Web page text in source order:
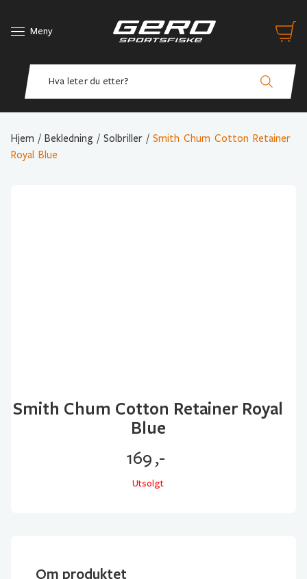
Meny
Hjem / Bekledning / Solbriller / Smith Chum Cotton Retainer
Royal Blue
Smith Chum Cotton Retainer Royal
Blue
169,-
Utsolgt
Om produktet